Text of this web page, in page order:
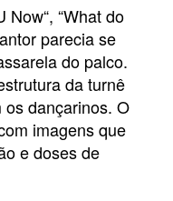
Now“, “What do
parecia se
do palco.
da turnê
dançarinos. O
imagens que
e doses de